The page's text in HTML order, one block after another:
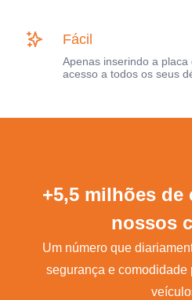
Fácil
Apenas inserindo a
acesso a todos os seus
+5,5 milhões de
nossos
Um número que
segurança e comodidade